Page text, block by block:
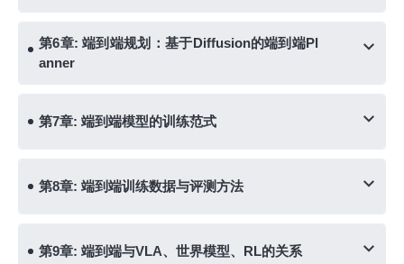
第6章: 端到端规划：基于Diffusion的端到端Pl
anner
第7章: 端到端模型的训练范式
第8章: 端到端训练数据与评测方法
第9章: 端到端与VLA、世界模型、RL的关系